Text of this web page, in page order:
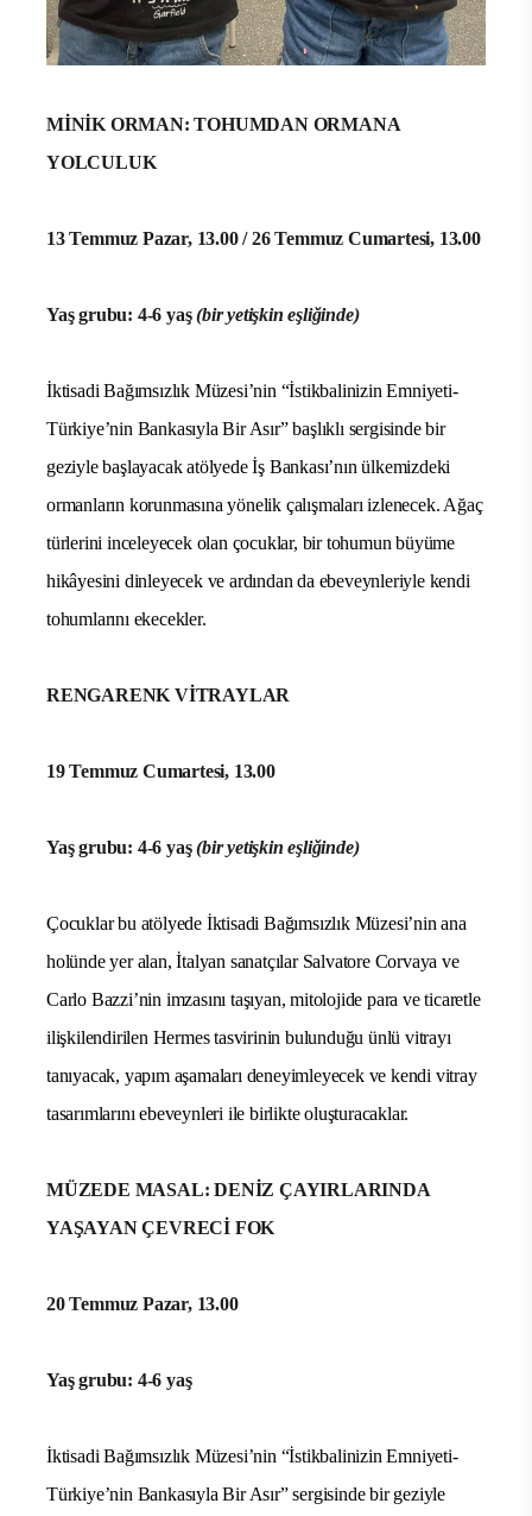
MİNİK ORMAN: TOHUMDAN ORMANA
YOLCULUK
13 Temmuz Pazar, 13.00 / 26 Temmuz Cumartesi, 13.00
Yaş grubu: 4-6 yaş(bir yetişkin eşliğinde)
İktisadi Bağımsızlık Müzesi’nin “İstikbalinizin Emniyeti-
Türkiye’nin Bankasıyla Bir Asır” başlıklı sergisinde bir
geziyle başlayacak atölyede İş Bankası’nınülkemizdeki
ormanların korunmasına yönelik çalışmaları izlenecek. Ağaç
türlerini inceleyecek olan çocuklar, bir tohumun büyüme
hikâyesini dinleyecek ve ardından da ebeveynleriyle kendi
tohumlarını ekecekler.
RENGARENK VİTRAYLAR
19 Temmuz Cumartesi, 13.00
Yaş grubu: 4-6 yaş(bir yetişkin eşliğinde)
Çocuklar bu atölyede İktisadi Bağımsızlık Müzesi’nin ana
holünde yer alan, İtalyan sanatçılar Salvatore Corvaya ve
Carlo Bazzi’nin imzasını taşıyan, mitolojide para ve ticaretle
ilişkilendirilen Hermes tasvirinin bulunduğu ünlü vitrayı
tanıyacak, yapım aşamaları deneyimleyecek ve kendi vitray
tasarımlarını ebeveynleri ile birlikte oluşturacaklar.
MÜZEDE MASAL: DENİZ ÇAYIRLARINDA
YAŞAYAN ÇEVRECİ FOK
20 Temmuz Pazar, 13.00
Yaş grubu: 4-6 yaş
İktisadi Bağımsızlık Müzesi’nin “İstikbalinizin Emniyeti-
Türkiye’nin Bankasıyla Bir Asır” sergisinde bir geziyle